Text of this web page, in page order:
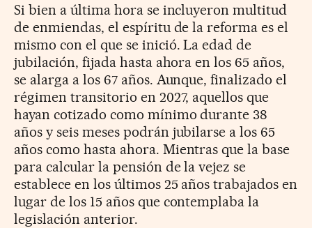
Si bien a última hora se incluyeron multitud
de enmiendas, el espíritu de la reforma es el
mismo con el que se inició. La edad de
jubilación, fijada hasta ahora en los 65 años,
se alarga a los 67 años. Aunque, finalizado el
régimen transitorio en 2027, aquellos que
hayan cotizado como mínimo durante 38
años y seis meses podrán jubilarse a los 65
años como hasta ahora. Mientras que la base
para calcular la pensión de la vejez se
establece en los últimos 25 años trabajados en
lugar de los 15 años que contemplaba la
legislación anterior.